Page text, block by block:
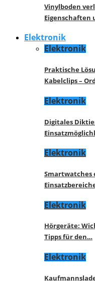
Vinylboden
Eigenschaften
Elektronik
Elektronik
Praktische
Kabelclips –
Elektronik
Digitales
Elektronik
Smartwatches
Elektronik
Hörgeräte:
Tipps für den…
Elektronik